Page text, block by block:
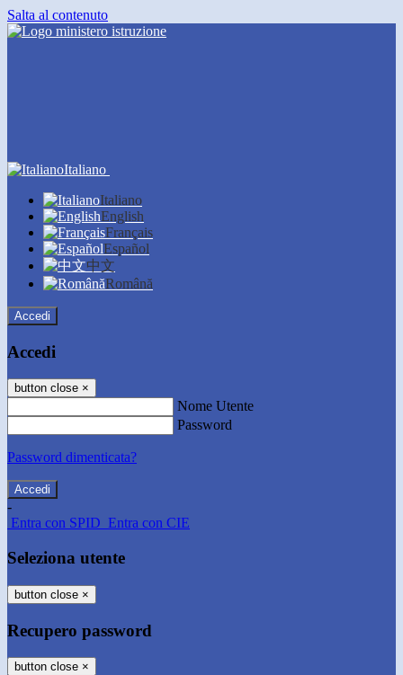
Salta al contenuto
Italiano
Italiano
English
Français
Español
中文
Română
Accedi
Accedi
button close ×
Nome Utente
Password
Password dimenticata?
-
Entra con SPID Entra con CIE
Seleziona utente
button close ×
Recupero password
button close ×